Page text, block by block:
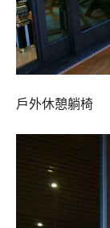
戶外休憩躺椅